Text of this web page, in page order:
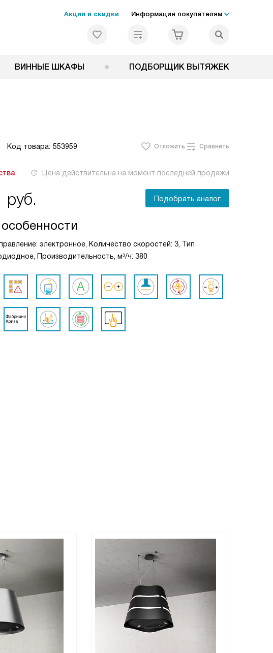
Акции и скидки Информация покупателям
ВИННЫЕ ШКАФЫ ПОДБОРЩИК ВЫТЯЖЕК
Код товара: 553959 Отложить Сравнить
Цена действительна на момент последней продажи
руб. Подобрать аналог
электронное, Количество скоростей: 3, Тип
Производительность, м³/ч: 380